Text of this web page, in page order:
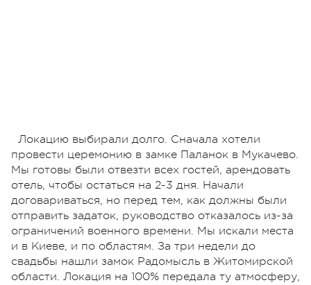
Локацию выбирали долго. Сначала хотели
провести церемонию в замке Паланок в Мукачево.
Мы готовы были отвезти всех гостей, арендовать
отель, чтобы остаться на 2-3 дня. Начали
договариваться, но перед тем, как должны были
отправить задаток, руководство отказалось из-за
ограничений военного времени. Мы искали места
и в Киеве, и по областям. За три недели до
свадьбы нашли замок Радомысль в Житомирской
области. Локация на 100% передала ту атмосферу,